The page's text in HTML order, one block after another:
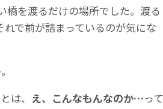
橋を渡るだけの場所でした。渡る
で前が詰まっているのが気にな
は、 え、こんなもんなのか…って